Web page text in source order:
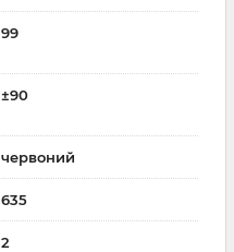
99
±90
червоний
635
2